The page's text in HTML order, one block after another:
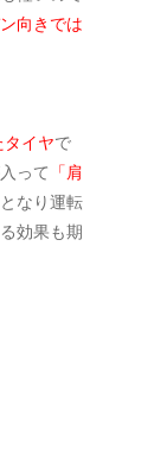
向きでは
タイヤで
って
「肩
なり運転
効果も期